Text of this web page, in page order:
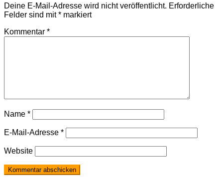
Deine E-Mail-Adresse wird nicht veröffentlicht. Erforderliche
Felder sind mit* markiert
Kommentar *
Name *
E-Mail-Adresse *
Website